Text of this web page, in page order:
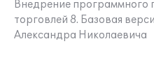
Внедрение программного
торговлей 8. Базовая
Александра Николаевича